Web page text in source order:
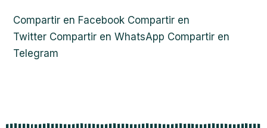
Compartir en Facebook Compartir en
Twitter Compartir en WhatsApp Compartir en
Telegram